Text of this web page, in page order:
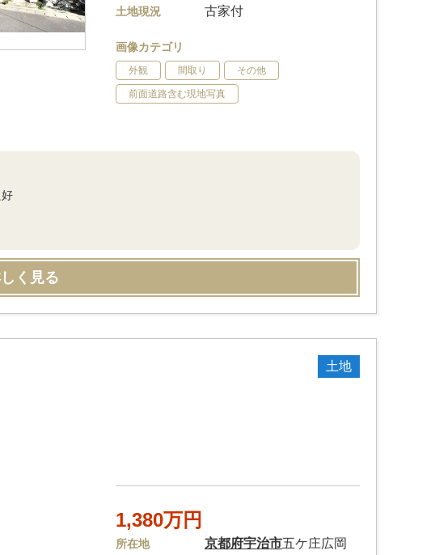
土地現況 古家付
画像カテゴリ
外観 間取り その他
前面道路含む現地写真
く見る
土地
1,380万円
所在地 京都府宇治市五ケ庄広岡